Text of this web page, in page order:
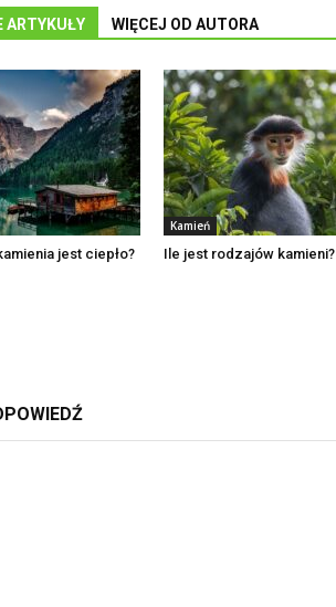
ARTYKUŁY WIĘCEJ OD AUTORA
jest ciepło?
Kamień
Ile jest rodzajów kamieni?